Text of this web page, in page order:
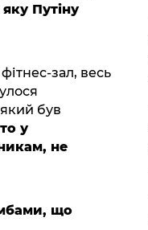
Путіну
зал, весь
був
у
не
що